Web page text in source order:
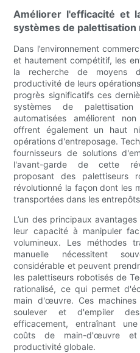
Améliorer l'efficacité et
systèmes de palettisation
Dans l’environnement
et hautement compétitif, les
la recherche de moyens
productivité de leurs
progrès significatifs ces
systèmes de
automatisées améliorent
offrent également un haut
opérations d'entreposage.
fournisseurs de solutions
l'avant-garde de cette
proposant des palettiseurs
révolutionné la façon dont les
transportées dans les
L’un des principaux
leur capacité à manipuler
volumineux. Les méthodes
manuelle nécessitent
considérable et peuvent
les palettiseurs robotisés de
rationalisé, ce qui permet
main d'œuvre. Ces
soulever et d'empiler
efficacement, entraînant
coûts de main-d'œuvre
productivité globale.